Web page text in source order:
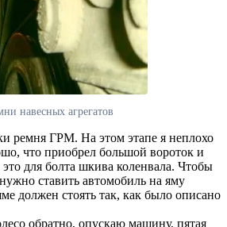
навесных агрегатов
ремня ГРМ. На этом этапе я неплохо
что приобрел большой вороток и
для болта шкива коленвала. Чтобы
ставить автомобиль на яму
должен стоять так, как было описано
обратно, опускаю машину, пятая